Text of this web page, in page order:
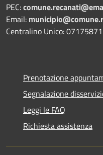
PEC:
Email:
Centralino Unico: 07175871
Prenotazione
Segnalazione
Leggi le FAQ
Richiesta assistenza